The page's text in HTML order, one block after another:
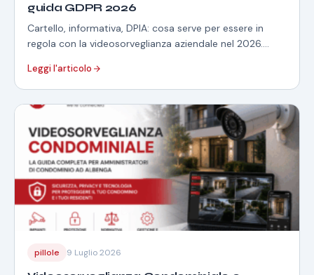
guida GDPR 2026
Cartello, informativa, DPIA: cosa serve per essere in
regola con la videosorveglianza aziendale nel 2026.
Leggi l'articolo
pillole 9 Luglio 2026